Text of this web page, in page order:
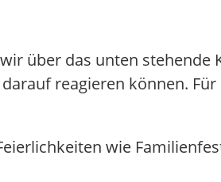
über das unten
reagieren können.
wie